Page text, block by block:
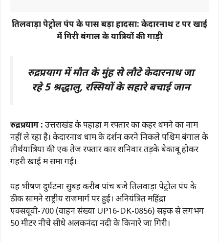
तिलवाड़ा पेट्रोल पंप के पास बड़ा हादसा: केदारनाथ रूट पर खाई
में गिरी बंगाल के यात्रियों की गाड़ी
रुद्रप्रयाग में मौत के मुंह से लौटे केदारनाथ जा
रहे 5 श्रद्धालु, रस्सियों के सहारे बचाई जान
रुद्रप्रयाग : उत्तराखंड के पहाड़ों में रफ्तार का कहर थमने का नाम
नहीं ले रहा है। केदारनाथ धाम के दर्शन करने निकले पश्चिम बंगाल के
तीर्थयात्रियों की एक तेज रफ्तार कार शनिवार तड़के बेकाबू होकर
गहरी खाई में समा गई।
यह भीषण दुर्घटना सुबह करीब पांच बजे तिलवाड़ा पेट्रोल पंप के
ठीक सामने राष्ट्रीय राजमार्ग पर हुई। अनियंत्रित महिंद्रा
एक्सयूवी-700 (वाहन संख्या UP16-DK-0856) सड़क से लगभग
50 मीटर नीचे सीधे अलकनंदा नदी के किनारे जा गिरी।